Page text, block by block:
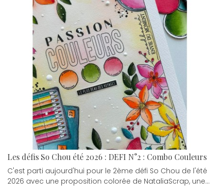
Les défis So Chou été 2026 : DEFI N°2 : Combo Couleurs
C'est parti aujourd'hui pour le 2ème défi So Chou de l'été
2026 avec une proposition colorée de NataliaScrap, une...